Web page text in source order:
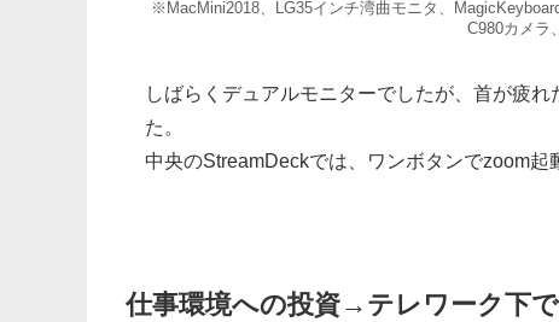
※MacMini2018、LG35インチ湾曲モニタ、
C980カメラ
しばらくデュアルモニターでしたが、首が疲
た。
中央のStreamDeckでは、ワンボタンでzoom
仕事環境への投資→テレワーク下